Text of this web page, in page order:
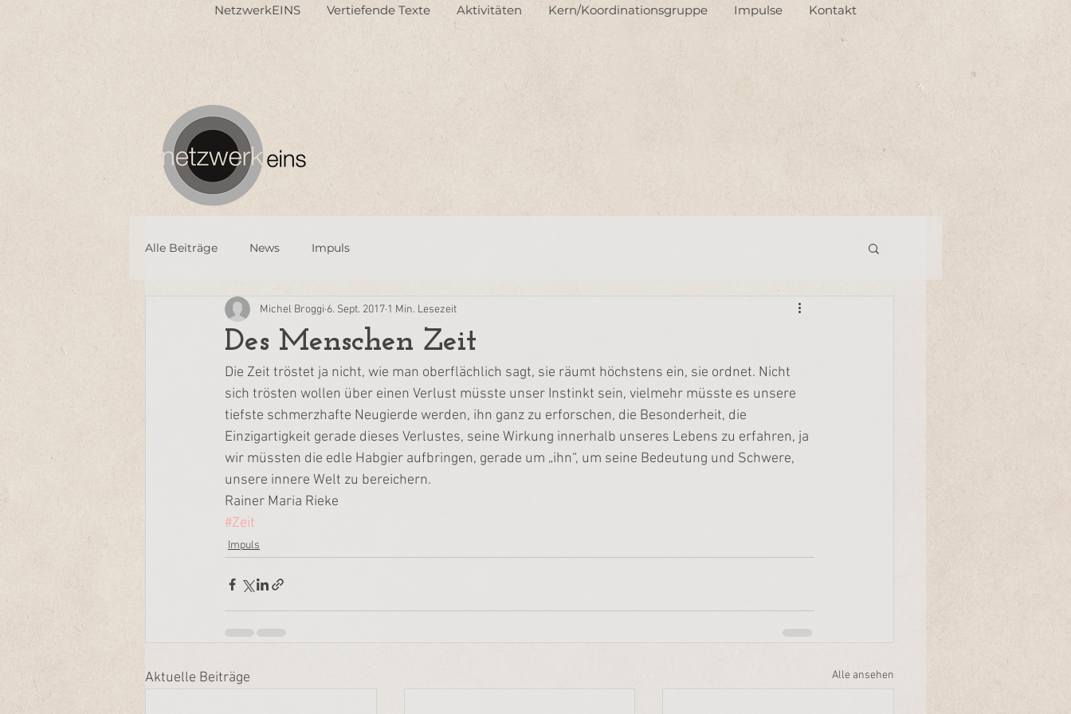
NetzwerkEINS Vertiefende Texte Aktivitäten Kern/Koordinationsgruppe Impulse Kontakt
Alle Beiträge News Impuls
Des Menschen Zeit
Michel Broggi 6. Sept. 2017 1 Min. Lesezeit
Die Zeit tröstet ja nicht, wie man oberflächlich sagt, sie räumt höchstens ein, sie ordnet. Nicht
sich trösten wollen über einen Verlust müsste unser Instinkt sein, vielmehr müsste es unsere
tiefste schmerzhafte Neugierde werden, ihn ganz zu erforschen, die Besonderheit, die
Einzigartigkeit gerade dieses Verlustes, seine Wirkung innerhalb unseres Lebens zu erfahren, ja
wir müssten die edle Habgier aufbringen, gerade um „ihn“, um seine Bedeutung und Schwere,
unsere innere Welt zu bereichern.
Rainer Maria Rieke
#Zeit
Impuls
Aktuelle Beiträge Alle ansehen